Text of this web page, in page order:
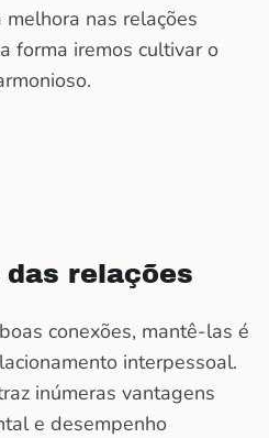
nas relações
forma iremos cultivar o
das relações
conexões, mantê-las é
interpessoal.
inúmeras vantagens
e desempenho